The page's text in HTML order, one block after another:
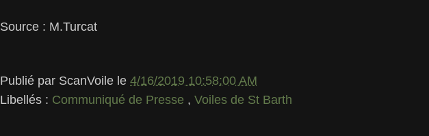
Source : M.Turcat
Publié par ScanVoile le 4/16/2019 10:58:00 AM
Libellés : Communiqué de Presse , Voiles de St Barth